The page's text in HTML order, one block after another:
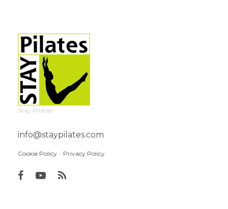
Stay Pilates
info@staypilates.com
Cookie Policy – Privacy Policy